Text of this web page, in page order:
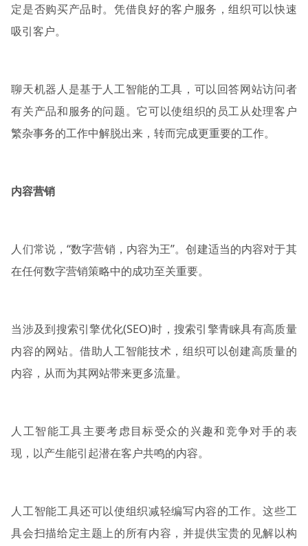
定是否购买产品时。凭借良好的客户服务，组织可以快速
吸引客户。
聊天机器人是基于人工智能的工具，可以回答网站访问者
有关产品和服务的问题。它可以使组织的员工从处理客户
繁杂事务的工作中解脱出来，转而完成更重要的工作。
内容营销
人们常说，“数字营销，内容为王”。创建适当的内容对于其
在任何数字营销策略中的成功至关重要。
当涉及到搜索引擎优化(SEO)时，搜索引擎青睐具有高质量
内容的网站。借助人工智能技术，组织可以创建高质量的
内容，从而为其网站带来更多流量。
人工智能工具主要考虑目标受众的兴趣和竞争对手的表
现，以产生能引起潜在客户共鸣的内容。
人工智能工具还可以使组织减轻编写内容的工作。这些工
具会扫描给定主题上的所有内容，并提供宝贵的见解以构